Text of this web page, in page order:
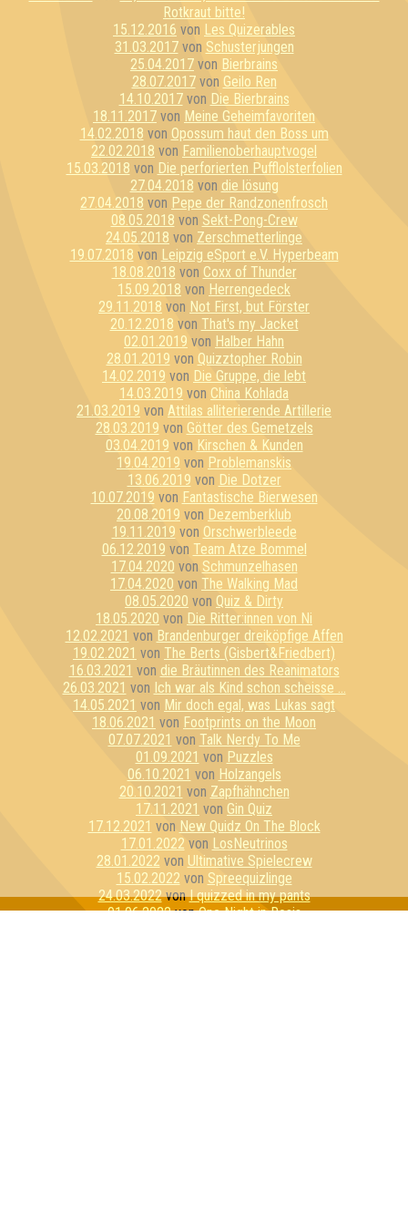
Rotkraut bitte!
15.12.2016 von Les Quizerables
31.03.2017von Schusterjungen
25.04.2017 von Bierbrains
28.07.2017von Geilo Ren
14.10.2017von Die Bierbrains
18.11.2017 von Meine Geheimfavoriten
14.02.2018 von Opossum haut den Boss um
22.02.2018 von Familienoberhauptvogel
15.03.2018 von Die perforierten Pufflolsterfolien
27.04.2018 von die lösung
27.04.2018 von Pepe der Randzonenfrosch
08.05.2018 von Sekt-Pong-Crew
24.05.2018 von Zerschmetterlinge
19.07.2018 von Leipzig eSport e.V. Hyperbeam
18.08.2018 von Coxx of Thunder
15.09.2018 von Herrengedeck
29.11.2018 von Not First, but Förster
20.12.2018 von That's my Jacket
02.01.2019 von Halber Hahn
28.01.2019 von Quizztopher Robin
14.02.2019 von Die Gruppe, die lebt
14.03.2019 von China Kohlada
21.03.2019 von Attilas alliterierende Artillerie
28.03.2019 von Götter des Gemetzels
03.04.2019 von Kirschen & Kunden
19.04.2019 von Problemanskis
13.06.2019 von Die Dotzer
10.07.2019 von Fantastische Bierwesen
20.08.2019 von Dezemberklub
19.11.2019 von Orschwerbleede
06.12.2019 von Team Atze Bommel
17.04.2020 von Schmunzelhasen
17.04.2020 von The Walking Mad
08.05.2020 von Quiz & Dirty
18.05.2020 von Die Ritter:innen von Ni
12.02.2021 von Brandenburger dreiköpfige Affen
19.02.2021 von The Berts (Gisbert&Friedbert)
16.03.2021 von die Bräutinnen des Reanimators
26.03.2021 von Ich war als Kind schon scheisse ...
14.05.2021 von Mir doch egal, was Lukas sagt
18.06.2021 von Footprints on the Moon
07.07.2021 von Talk Nerdy To Me
01.09.2021 von Puzzles
06.10.2021 von Holzangels
20.10.2021 von Zapfhähnchen
17.11.2021 von Gin Quiz
17.12.2021 von New Quidz On The Block
17.01.2022 von LosNeutrinos
28.01.2022 von Ultimative Spielecrew
15.02.2022 von Spreequizlinge
24.03.2022vonI quizzed in my pants
01.06.2022vonOne Night in Rosis